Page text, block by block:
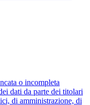
o incompleta
dati da parte dei titolari
di amministrazione, di